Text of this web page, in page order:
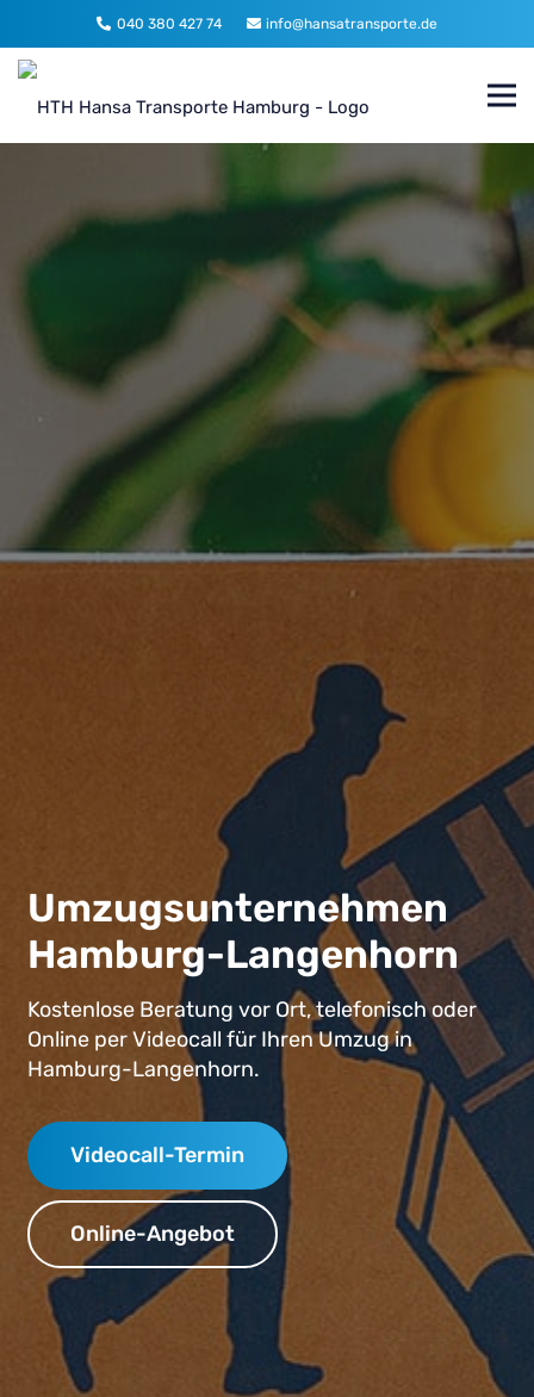
040 380 427 74 info@hansatransporte.de
Umzugsunternehmen
Hamburg-Langenhorn
Kostenlose Beratung vor Ort, telefonisch oder
Online per Videocall für Ihren Umzug in
Hamburg-Langenhorn.
Videocall-Termin
Online-Angebot